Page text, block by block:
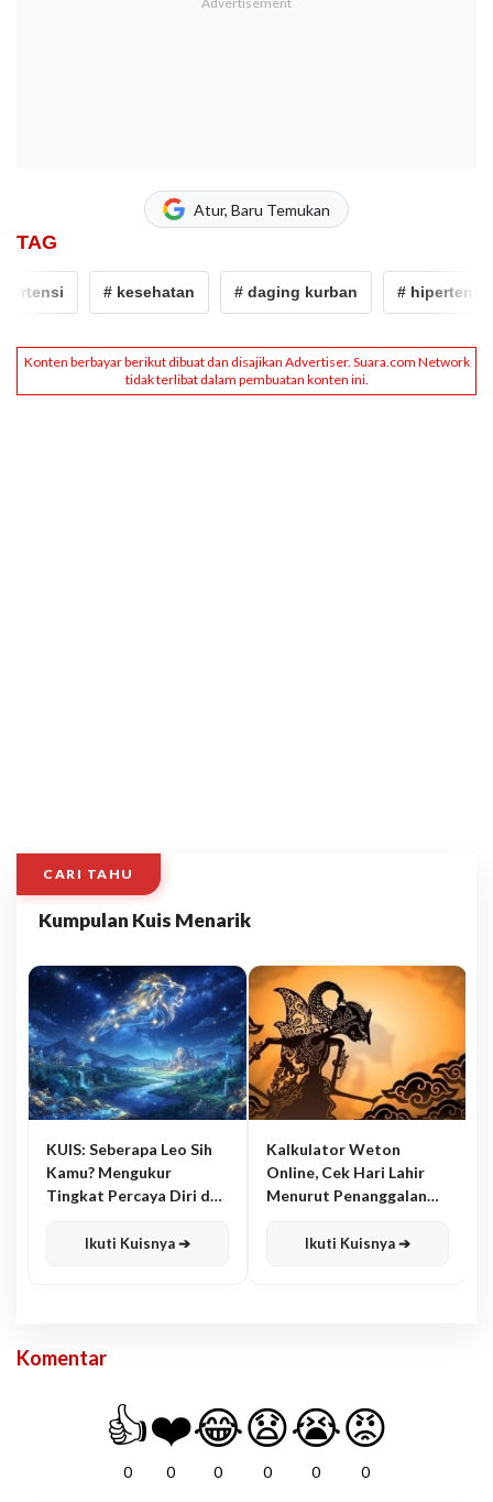
Atur, Baru Temukan
TAG
# kesehatan # daging kurban # hipertensi
CARI TAHU
Kumpulan Kuis Menarik
KUIS: Seberapa Leo Sih
Kamu? Mengukur
Tingkat Percaya Diri dan
Ikuti Kuisnya ➔
Kalkulator Weton
Online, Cek Hari Lahir
Menurut Penanggalan
Ikuti Kuisnya ➔
Komentar
👍
0
❤️
0
😂
0
😧
0
😭
0
😡
0